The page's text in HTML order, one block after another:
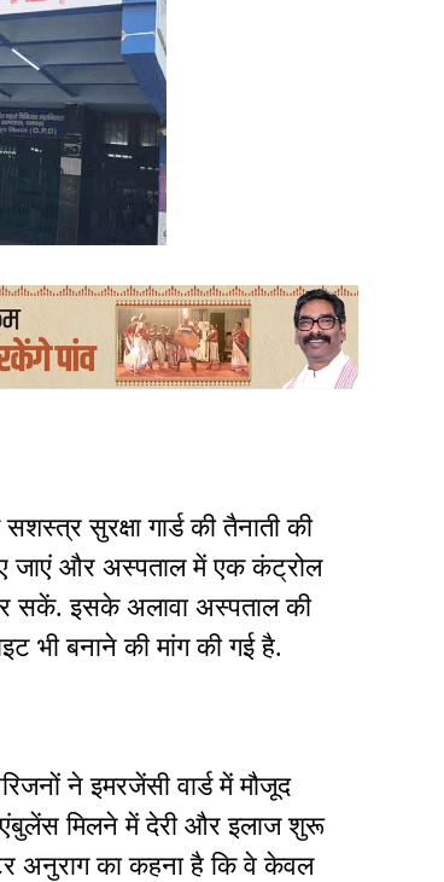
सुरक्षा गार्ड की तैनाती की
जाएं और अस्पताल में एक कंट्रोल
सकें. इसके अलावा अस्पताल की
भी बनाने की मांग की गई है.
ने इमरजेंसी वार्ड में मौजूद
एंबुलेंस मिलने में देरी और इलाज शुरू
अनुराग का कहना है कि वे केवल